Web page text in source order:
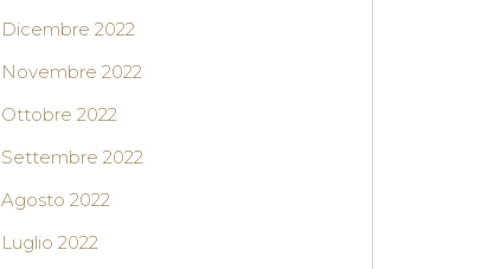
Dicembre 2022
Novembre 2022
Ottobre 2022
Settembre 2022
Agosto 2022
Luglio 2022